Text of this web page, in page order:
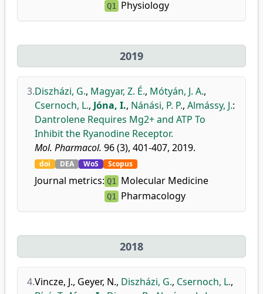
Q1 Physiology
2019
3.Diszházi, G., Magyar, Z. É., Mótyán, J. A.,
Csernoch, L., Jóna, I., Nánási, P. P., Almássy, J.:
Dantrolene Requires Mg2+ and ATP To
Inhibit the Ryanodine Receptor.
Mol. Pharmacol. 96 (3), 401-407, 2019.
doi DEA WoS Scopus
Journal metrics: Q1 Molecular Medicine
Q1 Pharmacology
2018
4.Vincze, J., Geyer, N., Diszházi, G., Csernoch, L.,